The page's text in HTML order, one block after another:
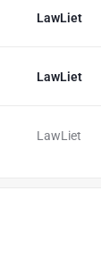
LawLiet
LawLiet
LawLiet